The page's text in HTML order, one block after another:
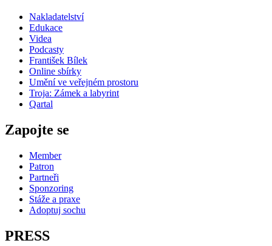
Nakladatelství
Edukace
Videa
Podcasty
František Bílek
Online sbírky
Umění ve veřejném prostoru
Troja: Zámek a labyrint
Qartal
Zapojte se
Member
Patron
Partneři
Sponzoring
Stáže a praxe
Adoptuj sochu
PRESS